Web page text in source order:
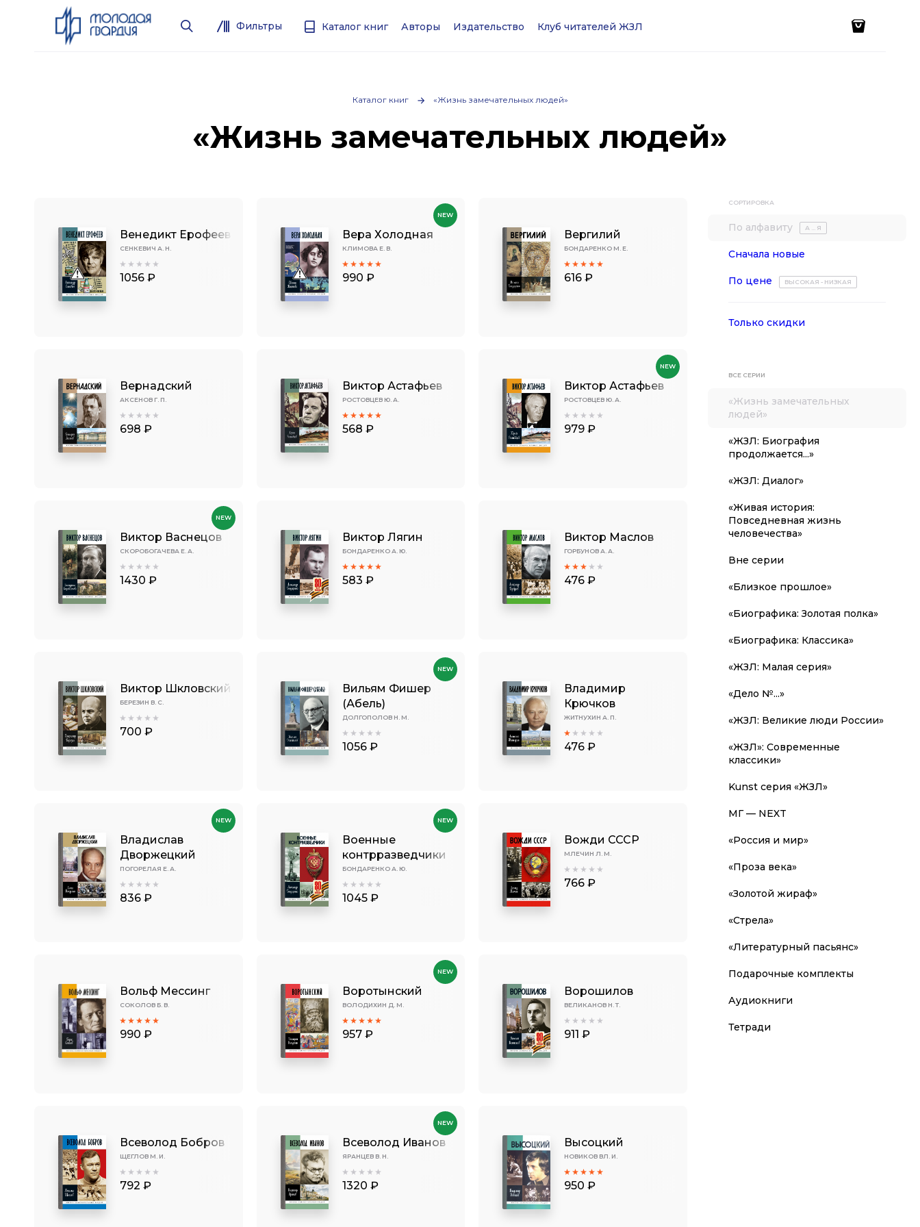
Фильтры Каталог книг Авторы Издательство Клуб читателей ЖЗЛ
Каталог книг «Жизнь замечательных людей»
«Жизнь замечательных людей»
Венедикт Ерофеев
СЕНКЕВИЧ А. Н.
1056 ₽
Вера Холодная
КЛИМОВА Е. В.
990 ₽
NEW
Вергилий
БОНДАРЕНКО М. Е.
616 ₽
Вернадский
АКСЕНОВ Г. П.
698 ₽
Виктор Астафьев
РОСТОВЦЕВ Ю. А.
568 ₽
Виктор Астафьев
РОСТОВЦЕВ Ю. А.
979 ₽
NEW
Виктор Васнецов
СКОРОБОГАЧЕВА Е. А.
1430 ₽
NEW
Виктор Лягин
БОНДАРЕНКО А. Ю.
583 ₽
Виктор Маслов
ГОРБУНОВ А. А.
476 ₽
Виктор Шкловский
БЕРЕЗИН В. С.
700 ₽
Вильям Фишер
(Абель)
ДОЛГОПОЛОВ Н. М.
1056 ₽
NEW
Владимир
Крючков
ЖИТНУХИН А. П.
476 ₽
Владислав
Дворжецкий
ПОГОРЕЛАЯ Е. А.
836 ₽
NEW
Военные
контрразведчики
БОНДАРЕНКО А. Ю.
1045 ₽
NEW
Вожди CCCР
МЛЕЧИН Л. М.
766 ₽
Вольф Мессинг
СОКОЛОВ Б. В.
990 ₽
Воротынский
ВОЛОДИХИН Д. М.
957 ₽
NEW
Ворошилов
ВЕЛИКАНОВ Н. Т.
911 ₽
Всеволод Бобров
ЩЕГЛОВ М. И.
792 ₽
Всеволод Иванов
ЯРАНЦЕВ В. Н.
1320 ₽
NEW
Высоцкий
НОВИКОВ ВЛ. И.
950 ₽
СОРТИРОВКА
По алфавиту А ... Я
Сначала новые
По цене ВЫСОКАЯ - НИЗКАЯ
Только скидки
ВСЕ СЕРИИ
«Жизнь замечательных
людей»
«ЖЗЛ: Биография
продолжается...»
«ЖЗЛ: Диалог»
«Живая история:
Повседневная жизнь
человечества»
Вне серии
«Близкое прошлое»
«Биографика: Золотая полка»
«Биографика: Классика»
«ЖЗЛ: Малая серия»
«Дело №...»
«ЖЗЛ: Великие люди России»
«ЖЗЛ»: Современные
классики»
Kunst серия «ЖЗЛ»
МГ — NEXT
«Россия и мир»
«Проза века»
«Золотой жираф»
«Стрела»
«Литературный пасьянс»
Подарочные комплекты
Аудиокниги
Тетради